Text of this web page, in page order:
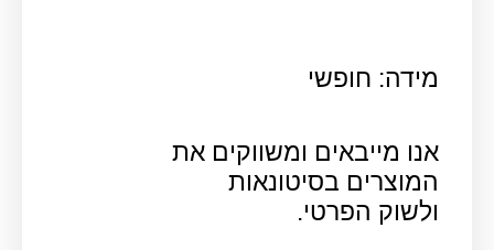
מידה: חופשי
אנו מייבאים ומשווקים את
המוצרים בסיטונאות
ולשוק הפרטי.